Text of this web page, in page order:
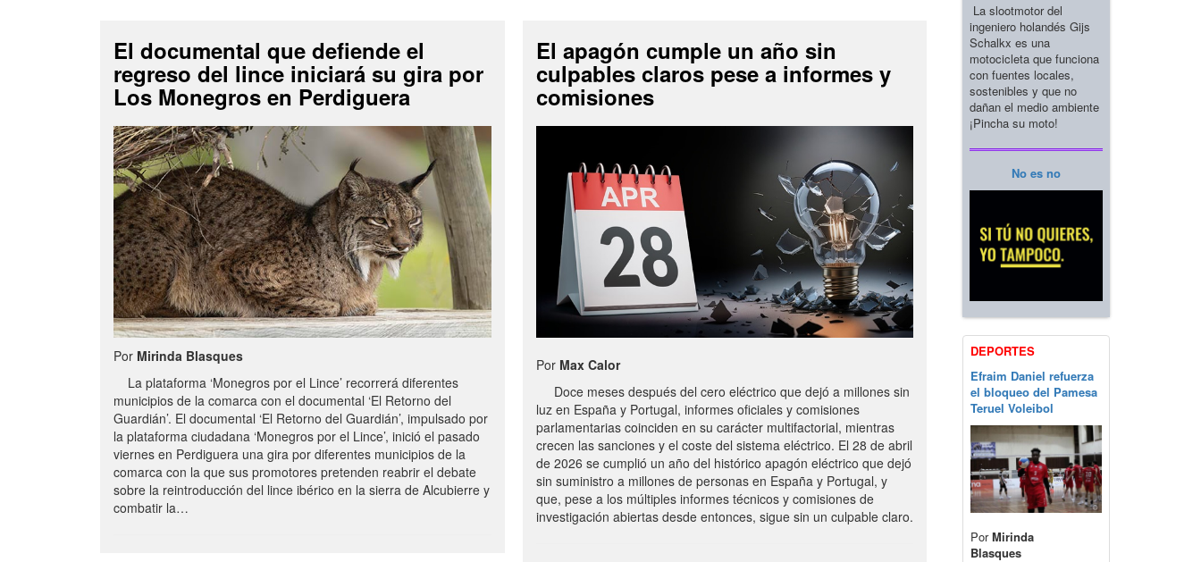
El documental que defiende el
regreso del lince iniciará su gira por
Los Monegros en Perdiguera
Por Mirinda Blasques
La plataforma ‘Monegros por el Lince’ recorrerá diferentes
municipios de la comarca con el documental ‘El Retorno del
Guardián’. El documental ‘El Retorno del Guardián’, impulsado por
la plataforma ciudadana ‘Monegros por el Lince’, inició el pasado
viernes en Perdiguera una gira por diferentes municipios de la
comarca con la que sus promotores pretenden reabrir el debate
sobre la reintroducción del lince ibérico en la sierra de Alcubierre y
combatir la…
El apagón cumple un año sin
culpables claros pese a informes y
comisiones
Por Max Calor
Doce meses después del cero eléctrico que dejó a millones sin
luz en España y Portugal, informes oficiales y comisiones
parlamentarias coinciden en su carácter multifactorial, mientras
crecen las sanciones y el coste del sistema eléctrico. El 28 de abril
de 2026 se cumplió un año del histórico apagón eléctrico que dejó
sin suministro a millones de personas en España y Portugal, y
que, pese a los múltiples informes técnicos y comisiones de
investigación abiertas desde entonces, sigue sin un culpable claro.
La slootmotor del
ingeniero holandés Gijs
Schalkx es una
motocicleta que funciona
con fuentes locales,
sostenibles y que no
dañan el medio ambiente
¡Pincha su moto!
No es no
DEPORTES
Efraim Daniel refuerza
el bloqueo del Pamesa
Teruel Voleibol
PorMirinda
Blasques